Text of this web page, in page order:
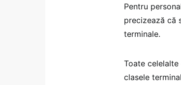
Pentru
precizează că
terminale.
Toate
clasele